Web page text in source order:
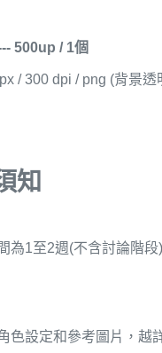
500up / 1個
/ 300 dpi / png (背景透
知
為1至2週(不含討論階
色設定和參考圖片，越